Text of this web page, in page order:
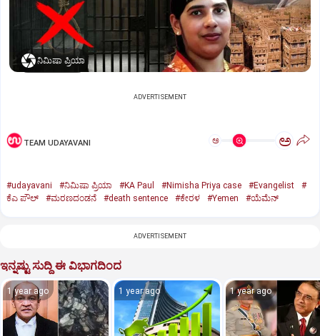
ನಿಮಿಷಾ ಪ್ರಿಯಾ
ADVERTISEMENT
TEAM UDAYAVANI ಅ ಅ
#udayavani #ನಿಮಿಷಾ ಪ್ರಿಯಾ #KA Paul #Nimisha Priya case #Evangelist
#
ಕೆಎ ಪೌಲ್
#ಮರಣದಂಡನೆ #death sentence #ಕೇರಳ #Yemen #ಯೆಮೆನ್‌
ADVERTISEMENT
ಇನ್ನಷ್ಟು ಸುದ್ದಿ ಈ ವಿಭಾಗದಿಂದ
1 year ago 1 year ago 1 year ago